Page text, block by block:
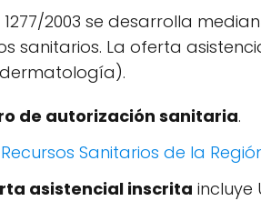
1277/2003 se desarrolla
sanitarios. La oferta
de autorización sanitaria.
Sanitarios de la
asistencial inscrita incluye